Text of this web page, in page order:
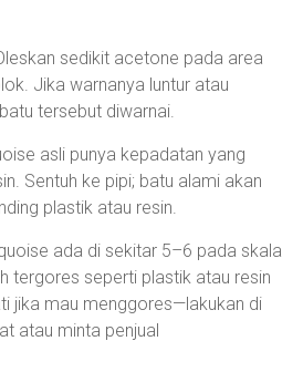
sedikit acetone pada area
Jika warnanya luntur atau
tersebut diwarnai.
asli punya kepadatan yang
Sentuh ke pipi; batu alami akan
plastik atau resin.
ada di sekitar 5–6 pada skala
tergores seperti plastik atau resin
jika mau menggores—lakukan di
atau minta penjual